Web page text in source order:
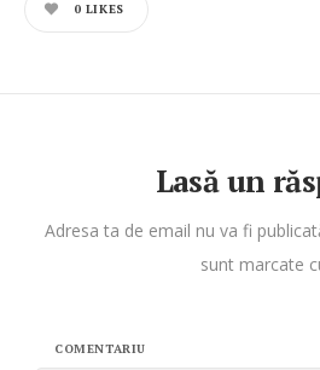
0 LIKES
Lasă un
Adresa ta de email nu va fi
sunt marcate
COMENTARIU